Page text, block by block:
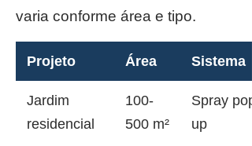
varia conforme área e tipo.
Projeto Área Sistema
Jardim
residencial
100-
500 m²
Spray pop-
up